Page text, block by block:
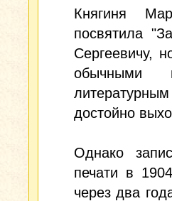
Княгиня
посвятила
Сергеевичу,
обычными
достойно
Однако
печати в
через два